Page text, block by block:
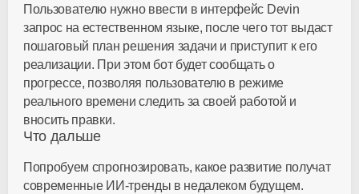
Пользователю нужно ввести в интерфейс Devin
запрос на естественном языке, после чего тот выдаст
пошаговый план решения задачи и приступит к его
реализации. При этом бот будет сообщать о
прогрессе, позволяя пользователю в режиме
реального времени следить за своей работой и
вносить правки.
Что дальше
Попробуем спрогнозировать, какое развитие получат
современные ИИ-тренды в недалеком будущем.